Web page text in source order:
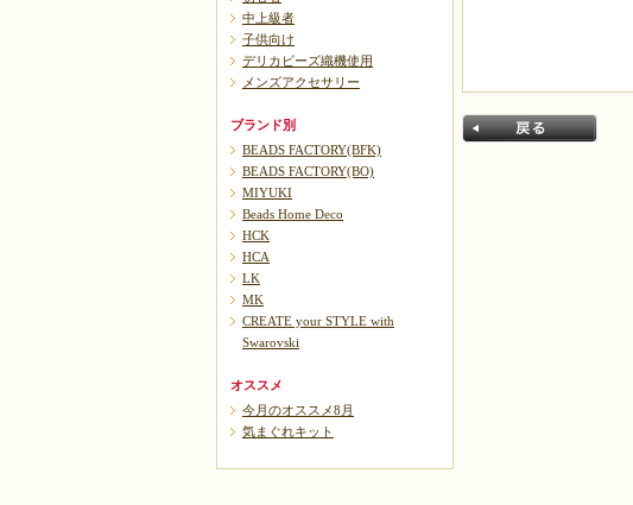
中上級者
子供向け
デリカビーズ織機使用
メンズアクセサリー
ブランド別
BEADS FACTORY(BFK)
BEADS FACTORY(BO)
MIYUKI
Beads Home Deco
HCK
HCA
LK
MK
CREATE your STYLE with
Swarovski
オススメ
今月のオススメ8月
気まぐれキット